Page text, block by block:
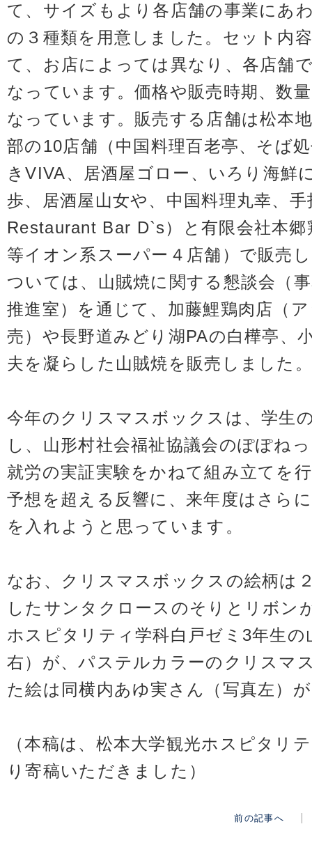
て、サイズもより各店舗の事業にあ
の３種類を用意しました。セット内
て、お店によっては異なり、各店舗
なっています。価格や販売時期、数
なっています。販売する店舗は松本
部の10店舗（中国料理百老亭、そば
きVIVA、居酒屋ゴロー、いろり海鮮
歩、居酒屋山女や、中国料理丸幸、
Restaurant Bar D`s）と有限会社本
等イオン系スーパー４店舗）で販売
ついては、山賊焼に関する懇談会（
推進室）を通じて、加藤鯉鶏肉店（
売）や長野道みどり湖PAの白樺亭、
夫を凝らした山賊焼を販売しました
今年のクリスマスボックスは、学生
し、山形村社会福祉協議会のぽぽね
就労の実証実験をかねて組み立てを
予想を超える反響に、来年度はさら
を入れようと思っています。
なお、クリスマスボックスの絵柄は
したサンタクロースのそりとリボン
ホスピタリティ学科白戸ゼミ3年生の
右）が、パステルカラーのクリスマ
た絵は同横内あゆ実さん（写真左）
（本稿は、松本大学観光ホスピタリ
り寄稿いただきました）
前の記事へ